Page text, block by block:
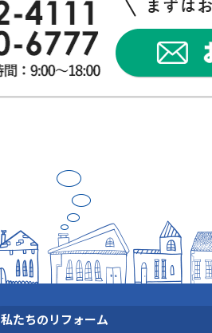
私たちのリフォーム